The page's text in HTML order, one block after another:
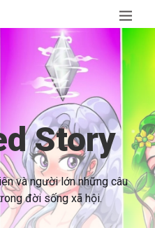
Story
và người lớn những câu
đời sống xã hội.